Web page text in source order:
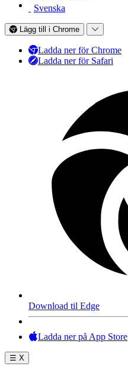
Svenska
Lägg till i Chrome
Ladda ner för Chrome
Ladda ner för Safari
Download til Edge
Ladda ner på App Store
☰ X